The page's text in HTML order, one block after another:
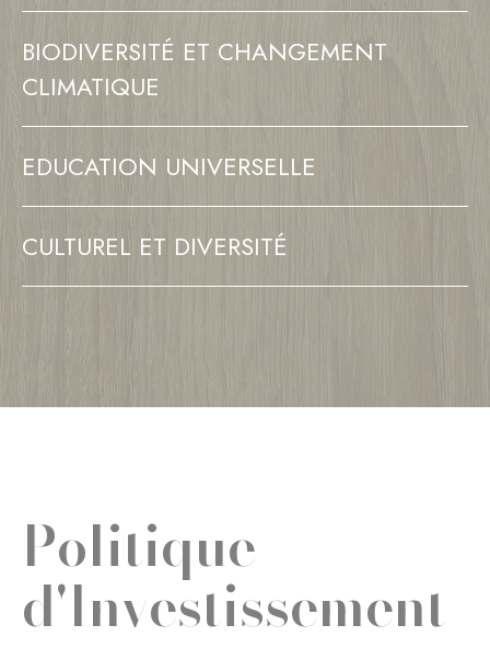
BIODIVERSITÉ ET CHANGEMENT
CLIMATIQUE
EDUCATION UNIVERSELLE
CULTUREL ET DIVERSITÉ
Politique
d'Investissement